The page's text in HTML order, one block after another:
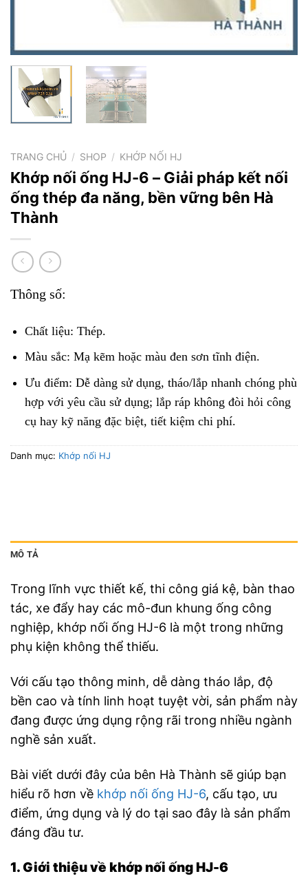
TRANG CHỦ / SHOP / KHỚP NỐI HJ
Khớp nối ống HJ-6 – Giải pháp kết nối
ống thép đa năng, bền vững bên Hà
Thành
Thông số:
Chất liệu: Thép.
Màu sắc: Mạ kẽm hoặc màu đen sơn tĩnh điện.
Ưu điểm: Dễ dàng sử dụng, tháo/lắp nhanh chóng phù
hợp với yêu cầu sử dụng; lắp ráp không đòi hỏi công
cụ hay kỹ năng đặc biệt, tiết kiệm chi phí.
Danh mục: Khớp nối HJ
MÔ TẢ
Trong lĩnh vực thiết kế, thi công giá kệ, bàn thao
tác, xe đẩy hay các mô-đun khung ống công
nghiệp, khớp nối ống HJ-6 là một trong những
phụ kiện không thể thiếu.
Với cấu tạo thông minh, dễ dàng tháo lắp, độ
bền cao và tính linh hoạt tuyệt vời, sản phẩm này
đang được ứng dụng rộng rãi trong nhiều ngành
nghề sản xuất.
Bài viết dưới đây của bên Hà Thành sẽ giúp bạn
hiểu rõ hơn về khớp nối ống HJ-6, cấu tạo, ưu
điểm, ứng dụng và lý do tại sao đây là sản phẩm
đáng đầu tư.
1. Giới thiệu về khớp nối ống HJ-6